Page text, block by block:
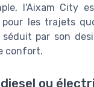
l'Aixam City
les trajets
par son
confort.
ou